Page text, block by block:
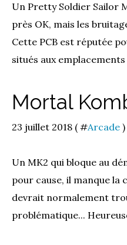
Un Pretty Soldier Sailor
près OK, mais les
Cette PCB est réputée
situés aux emplacements
Mortal
23 juillet 2018 ( #Arcade )
Un MK2 qui bloque au
pour cause, il manque la
devrait normalement
problématique...